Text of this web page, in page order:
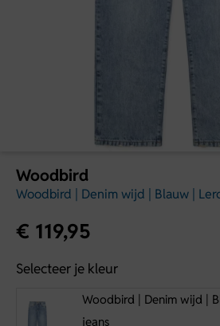
Woodbird
Woodbird | Denim wijd | Blauw |
€ 119,95
Selecteer je kleur
Woodbird | Denim wijd |
jeans